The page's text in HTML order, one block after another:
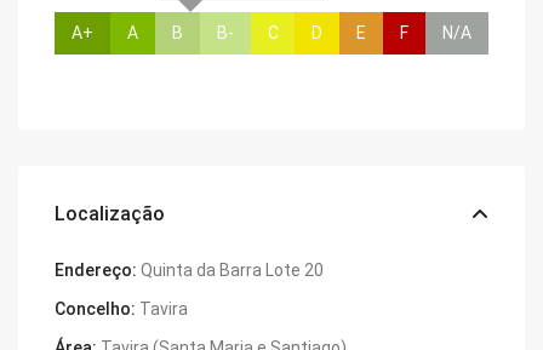
A+ A B B- C D E F N/A
Localização
Endereço: Quinta da Barra Lote 20
Concelho: Tavira